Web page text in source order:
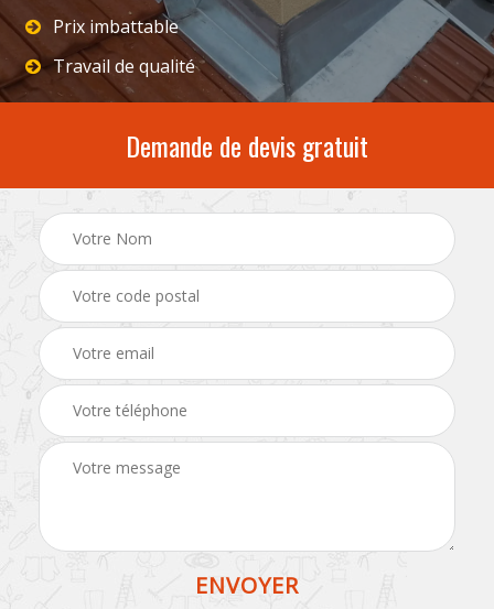
Prix imbattable
Travail de qualité
Demande de devis gratuit